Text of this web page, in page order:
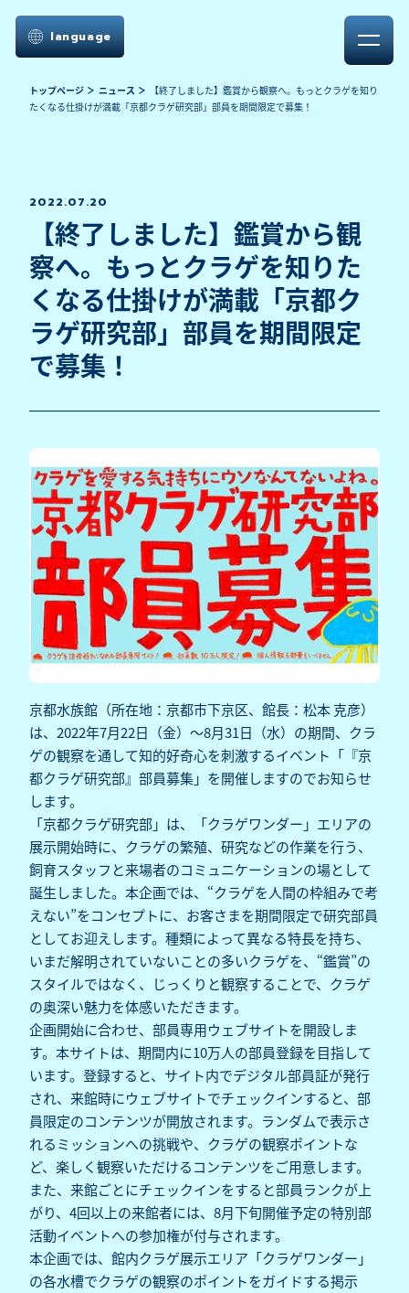
language
トップページ ニュース
【終了しました】鑑賞から観察へ。もっとクラゲを知り
たくなる仕掛けが満載「京都クラゲ研究部」部員を期間限定で募集！
2022.07.20
【終了しました】鑑賞から観
察へ。もっとクラゲを知りた
くなる仕掛けが満載「京都ク
ラゲ研究部」部員を期間限定
で募集！
京都水族館（所在地：京都市下京区、館長：松本 克彦）
は、2022年7月22日（金）～8月31日（水）の期間、クラ
ゲの観察を通して知的好奇心を刺激するイベント「『京
都クラゲ研究部』部員募集」を開催しますのでお知らせ
します。
「京都クラゲ研究部」は、「クラゲワンダー」エリアの
展示開始時に、クラゲの繁殖、研究などの作業を行う、
飼育スタッフと来場者のコミュニケーションの場として
誕生しました。本企画では、“クラゲを人間の枠組みで考
えない”をコンセプトに、お客さまを期間限定で研究部員
としてお迎えします。種類によって異なる特長を持ち、
いまだ解明されていないことの多いクラゲを、“鑑賞”の
スタイルではなく、じっくりと観察することで、クラゲ
の奥深い魅力を体感いただきます。
企画開始に合わせ、部員専用ウェブサイトを開設しま
す。本サイトは、期間内に10万人の部員登録を目指して
います。登録すると、サイト内でデジタル部員証が発行
され、来館時にウェブサイトでチェックインすると、部
員限定のコンテンツが開放されます。ランダムで表示さ
れるミッションへの挑戦や、クラゲの観察ポイントな
ど、楽しく観察いただけるコンテンツをご用意します。
また、来館ごとにチェックインをすると部員ランクが上
がり、4回以上の来館者には、8月下旬開催予定の特別部
活動イベントへの参加権が付与されます。
本企画では、館内クラゲ展示エリア「クラゲワンダー」
の各水槽でクラゲの観察のポイントをガイドする掲示